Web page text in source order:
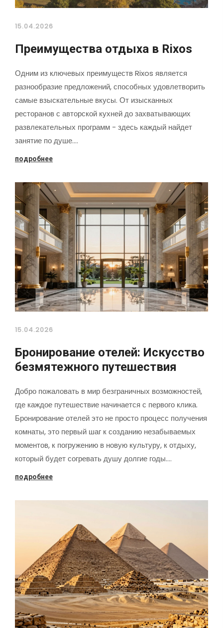
15.04.2026
Преимущества отдыха в Rixos
Одним из ключевых преимуществ Rixos является
разнообразие предложений, способных удовлетворить
самые взыскательные вкусы. От изысканных
ресторанов с авторской кухней до захватывающих
развлекательных программ - здесь каждый найдет
занятие по душе.…
подробнее
15.04.2026
Бронирование отелей: Искусство
безмятежного путешествия
Добро пожаловать в мир безграничных возможностей,
где каждое путешествие начинается с первого клика.
Бронирование отелей это не просто процесс получения
комнаты, это первый шаг к созданию незабываемых
моментов, к погружению в новую культуру, к отдыху,
который будет согревать душу долгие годы.…
подробнее